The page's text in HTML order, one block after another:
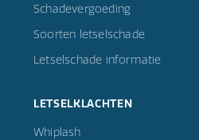
Schadevergoeding
Soorten letselschade
Letselschade informatie
LETSELKLACHTEN
Whiplash